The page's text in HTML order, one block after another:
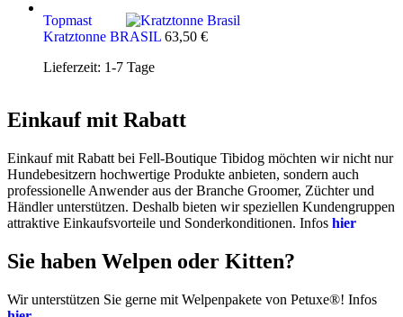
Topmast
Kratztonne BRASIL 63,50 €
Lieferzeit: 1-7 Tage
Einkauf mit Rabatt
Einkauf mit Rabatt bei Fell-Boutique Tibidog möchten wir nicht nur
Hundebesitzern hochwertige Produkte anbieten, sondern auch
professionelle Anwender aus der Branche Groomer, Züchter und
Händler unterstützen. Deshalb bieten wir speziellen Kundengruppen
attraktive Einkaufsvorteile und Sonderkonditionen. Infos hier
Sie haben Welpen oder Kitten?
Wir unterstützen Sie gerne mit Welpenpakete von Petuxe®! Infos